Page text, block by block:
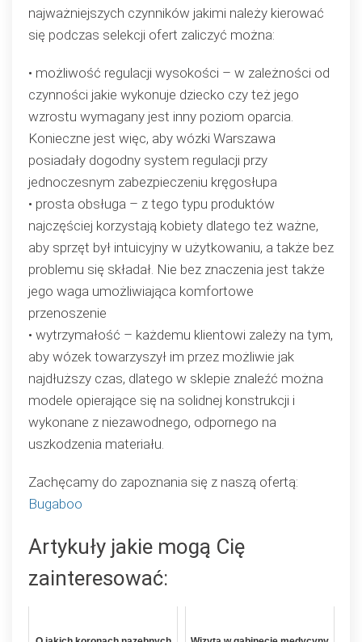
najważniejszych czynników jakimi należy kierować
się podczas selekcji ofert zaliczyć można:
• możliwość regulacji wysokości – w zależności od
czynności jakie wykonuje dziecko czy też jego
wzrostu wymagany jest inny poziom oparcia.
Konieczne jest więc, aby wózki Warszawa
posiadały dogodny system regulacji przy
jednoczesnym zabezpieczeniu kręgosłupa
• prosta obsługa – z tego typu produktów
najczęściej korzystają kobiety dlatego też ważne,
aby sprzęt był intuicyjny w użytkowaniu, a także bez
problemu się składał. Nie bez znaczenia jest także
jego waga umożliwiająca komfortowe
przenoszenie
• wytrzymałość – każdemu klientowi zależy na tym,
aby wózek towarzyszył im przez możliwie jak
najdłuższy czas, dlatego w sklepie znaleźć można
modele opierające się na solidnej konstrukcji i
wykonane z niezawodnego, odpornego na
uszkodzenia materiału.
Zachęcamy do zapoznania się z naszą ofertą:
Bugaboo
Artykuły jakie mogą Cię
zainteresować: